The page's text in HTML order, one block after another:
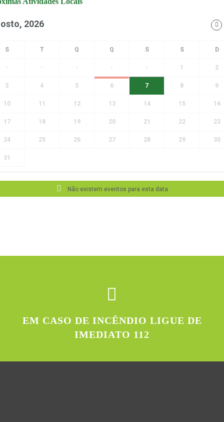
2026
- - - - - 1 2
3 4 5 6 7 8 9
10 11 12 13 14 15 16
17 18 19 20 21 22 23
24 25 26 27 28 29 30
31
Não existem eventos para esta data
EM CASO DE INCÊNDIO LIGUE DE
IMEDIATO 112